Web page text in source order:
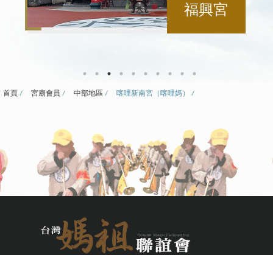
福興宮
首頁 宮廟會員 中部地區 喀哩新南宮（喀哩媽）